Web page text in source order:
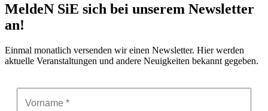
MeldeN SiE sich bei unserem Newsletter
an!
Einmal monatlich versenden wir einen Newsletter. Hier werden
aktuelle Veranstaltungen und andere Neuigkeiten bekannt gegeben.